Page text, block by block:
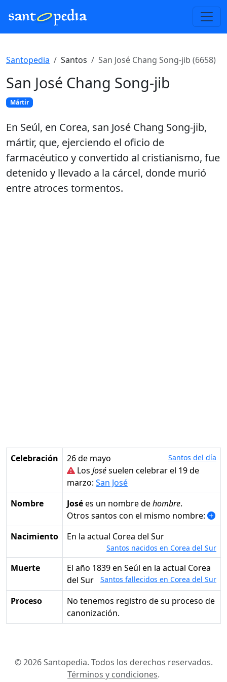
Santopedia Santos San José Chang Song-jib (6658)
San José Chang Song-jib
Mártir
En Seúl, en Corea, san José Chang Song-jib,
mártir, que, ejerciendo el oficio de
farmacéutico y convertido al cristianismo, fue
detenido y llevado a la cárcel, donde murió
entre atroces tormentos.
Celebración 26 de mayo Santos del día
Los Josésuelen celebrar el 19 de
marzo: San José
Nombre
Josées un nombre dehombre.
Otros santos con el mismo nombre:
Nacimiento
en la actual Corea del Sur
Santos nacidos en Corea del Sur
Muerte
el año 1839 en Seúl en la actual Corea
del Sur
Santos fallecidos en Corea del Sur
Proceso
No tenemos registro de su proceso de
canonización.
© 2026 Santopedia. Todos los derechos reservados.
Términos y condiciones.